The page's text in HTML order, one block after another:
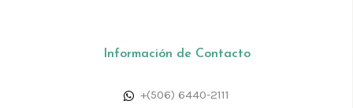
Información de Contacto
+(506) 6440-2111